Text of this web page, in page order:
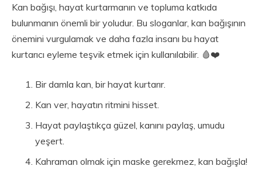
Kan bağışı, hayat kurtarmanın ve topluma katkıda
bulunmanın önemli bir yoludur. Bu sloganlar, kan bağışının
önemini vurgulamak ve daha fazla insanı bu hayat
kurtarıcı eyleme teşvik etmek için kullanılabilir. 🩸❤️
Bir damla kan, bir hayat kurtarır.
Kan ver, hayatın ritmini hisset.
Hayat paylaştıkça güzel, kanını paylaş, umudu
yeşert.
Kahraman olmak için maske gerekmez, kan bağışla!